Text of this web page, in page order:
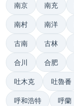
南京 南充
南村 南洋
古南 古林
合川 合肥
吐木克 吐魯番
呼和浩特 呼蘭